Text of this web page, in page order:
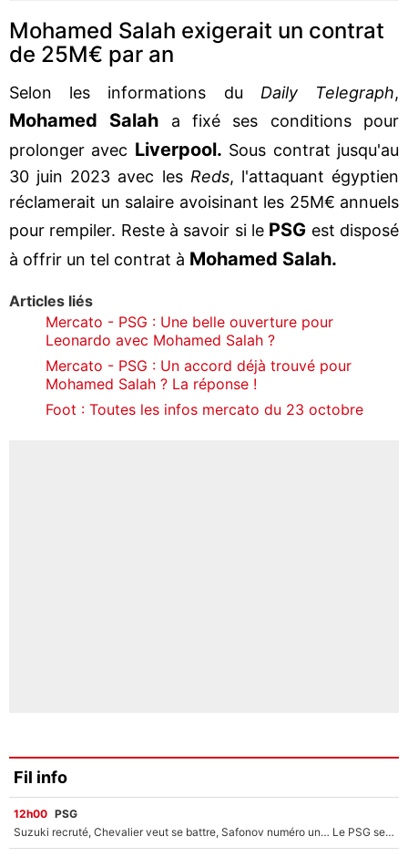
Mohamed Salah exigerait un contrat
de 25M€ par an
Selon les informations du DailyTelegraph,
Mohamed Salah a fixé ses conditions pour
prolonger avec Liverpool. Sous contrat jusqu'au
30 juin 2023 avec les Reds, l'attaquant égyptien
réclamerait un salaire avoisinant les 25M€ annuels
pour rempiler. Reste à savoir si le PSG est disposé
à offrir un tel contrat à Mohamed Salah.
Articles liés
Mercato - PSG : Une belle ouverture pour
Leonardo avec Mohamed Salah ?
Mercato - PSG : Un accord déjà trouvé pour
Mohamed Salah ? La réponse !
Foot : Toutes les infos mercato du 23 octobre
Fil info
12h00 PSG
Suzuki recruté, Chevalier veut se battre, Safonov numéro un… Le PSG se lance encore dans un gros chantier pour le poste de gardien de but